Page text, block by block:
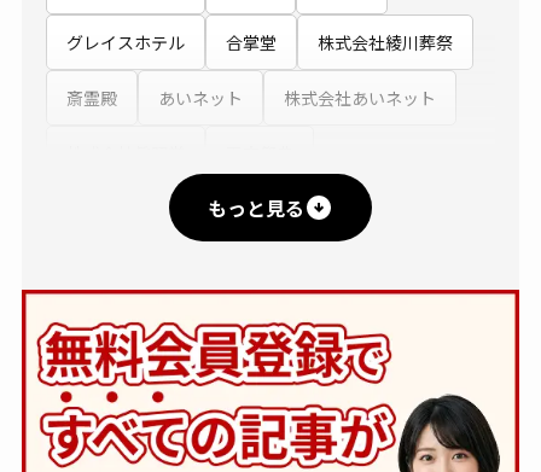
グレイスホテル 合掌堂 株式会社綾川葬祭
斎霊殿 あいネット 株式会社あいネット
フォーエバーホール 平安典礼
クオーレ平安 メモリーズ株式会社
サン・ライフ くらしの友 富士平安閣互助会
岩国納骨堂 株式会社 江陽閣グループ
もっと見る